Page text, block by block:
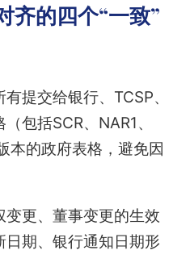
齐的四个“一致”
有提交给银行、TCSP、
包括SCR、NAR1、
本的政府表格，避免因
变更、董事变更的生效
日期、银行通知日期形